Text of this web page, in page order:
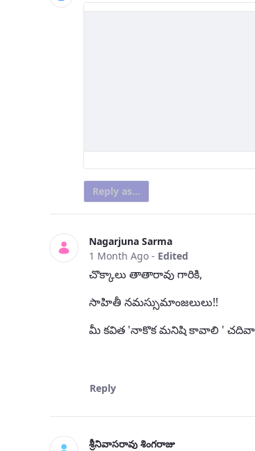
Reply as...
Nagarjuna Sarma
1 Month Ago - Edited
చొక్కాలు తాతారావు గారికి,
సాహితీ నమస్సుమాంజలులు!!
మీ కవిత 'నాకొక మనిషి కావాలి '
Reply
శ్రీనివాసరావు శింగరాజు